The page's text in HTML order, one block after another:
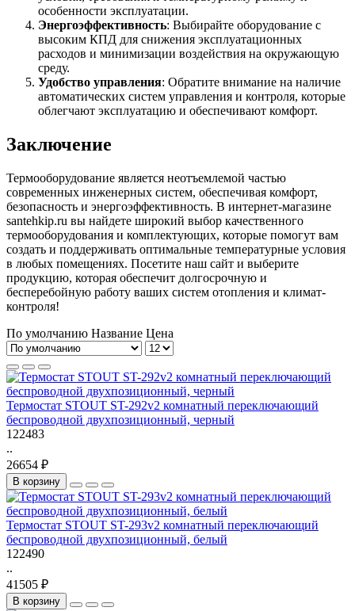
особенности эксплуатации.
Энергоэффективность: Выбирайте оборудование с
высоким КПД для снижения эксплуатационных
расходов и минимизации воздействия на окружающую
среду.
Удобство управления: Обратите внимание на наличие
автоматических систем управления и контроля, которые
облегчают эксплуатацию и обеспечивают комфорт.
Заключение
Термооборудование является неотъемлемой частью
современных инженерных систем, обеспечивая комфорт,
безопасность и энергоэффективность. В интернет-магазине
santehkip.ru вы найдете широкий выбор качественного
термооборудования и комплектующих, которые помогут вам
создать и поддерживать оптимальные температурные условия
в любых помещениях. Посетите наш сайт и выберите
продукцию, которая обеспечит долгосрочную и
бесперебойную работу ваших систем отопления и климат-
контроля!
По умолчанию Название Цена
Термостат STOUT ST-292v2 комнатный переключающий
беспроводной двухпозиционный, черный
122483
..
26654 ₽
В корзину
Термостат STOUT ST-293v2 комнатный переключающий
беспроводной двухпозиционный, белый
122490
..
41505 ₽
В корзину